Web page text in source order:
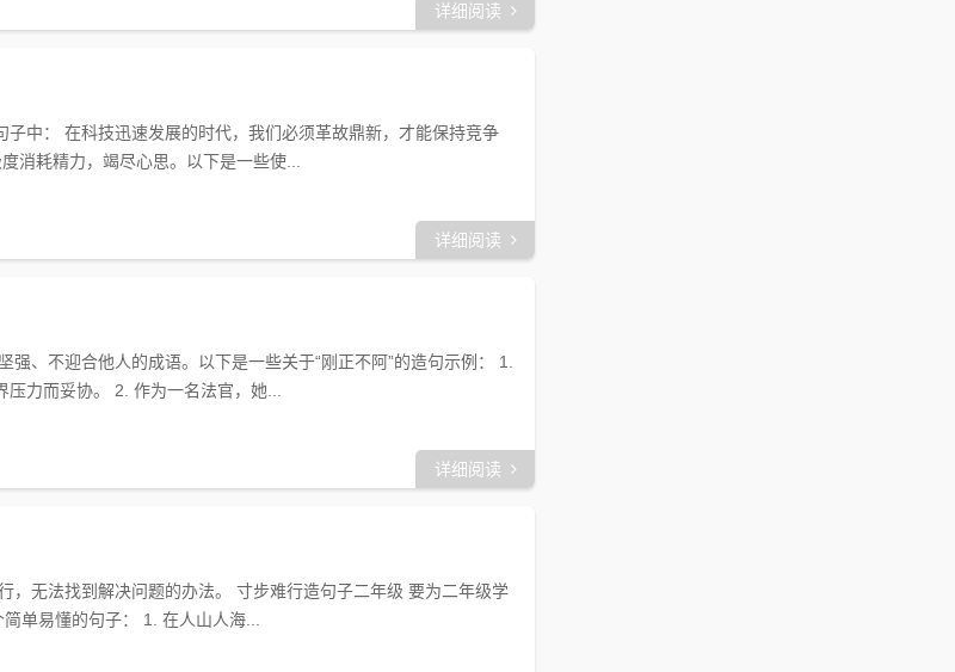
详细阅读
子中： 在科技迅速发展的时代，我们必须革故鼎新，才能保持竞争
消耗精力，竭尽心思。以下是一些使...
详细阅读
、不迎合他人的成语。以下是一些关于“刚正不阿”的造句示例： 1.
力而妥协。 2. 作为一名法官，她...
详细阅读
，无法找到解决问题的办法。 寸步难行造句子二年级 要为二年级学
单易懂的句子： 1. 在人山人海...